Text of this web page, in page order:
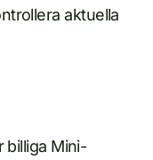
aktuella
billiga Mini-